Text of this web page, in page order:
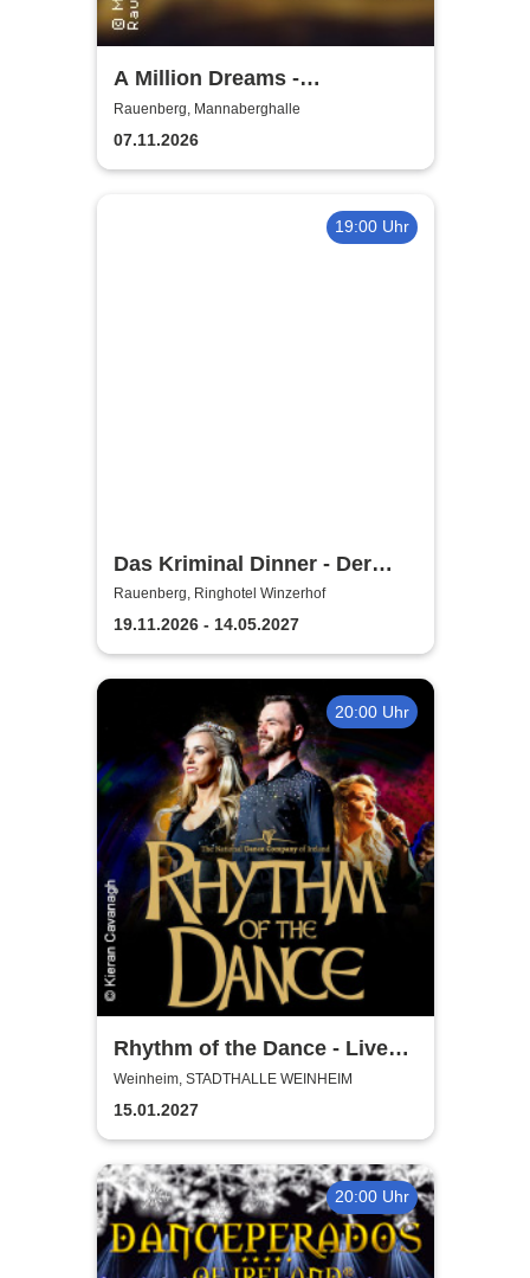
A Million Dreams -
Traumhafte Musik aus Film
und Fernsehen
Rauenberg, Mannaberghalle
07.11.2026
19:00 Uhr
Das Kriminal Dinner - Der
letzte Joint der Marie Juana
Rauenberg, Ringhotel Winzerhof
19.11.2026 - 14.05.2027
20:00 Uhr
Rhythm of the Dance - Live
2027
Weinheim, STADTHALLE WEINHEIM
15.01.2027
20:00 Uhr